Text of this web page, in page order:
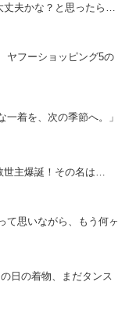
丈夫かな？と思ったら…
ヤフーショッピング5の
着を、次の季節へ。」
世主爆誕！その名は…
て思いながら、もう何ヶ
日の着物、まだタンス